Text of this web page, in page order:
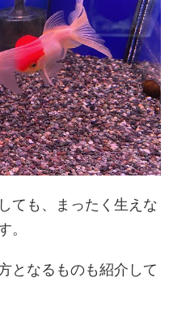
ても、まったく生えな
。
となるものも紹介して